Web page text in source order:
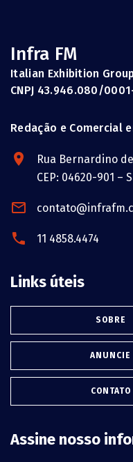
Infra FM
Italian Exhibition
CNPJ 43.946.080/
Redação e Comercial
Rua Bernardino
CEP: 04620-901 –
11 4858.4474
Links úteis
SOBRE
ANUNCIE
CONTATO
Assine nosso